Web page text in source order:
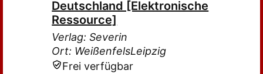
Deutschland [Elektronische
Ressource]
Verlag: Severin
Ort: WeißenfelsLeipzig
Frei verfügbar